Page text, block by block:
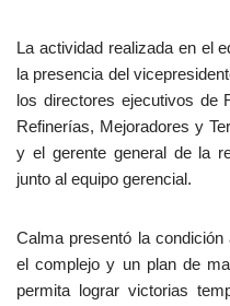
La actividad realizada en el
la presencia del
los directores ejecutivos de
Refinerías, Mejoradores y
y el gerente general de la
junto al equipo gerencial.
Calma presentó la
el complejo y un plan de
permita lograr victorias